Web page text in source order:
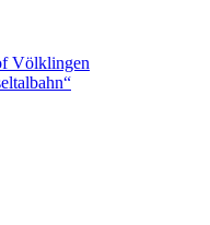
Völklingen